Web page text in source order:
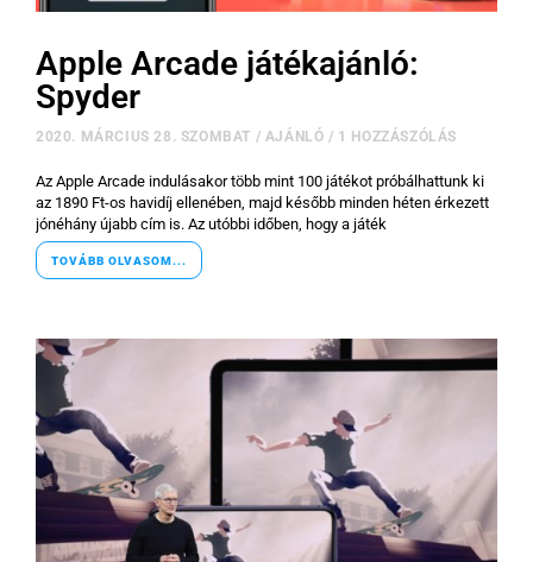
Apple Arcade játékajánló:
Spyder
2020. MÁRCIUS 28. SZOMBAT / AJÁNLÓ / 1 HOZZÁSZÓLÁS
Az Apple Arcade indulásakor több mint 100 játékot próbálhattunk ki
az 1890 Ft-os havidíj ellenében, majd később minden héten érkezett
jónéhány újabb cím is. Az utóbbi időben, hogy a játék
TOVÁBB OLVASOM...
Főoldal